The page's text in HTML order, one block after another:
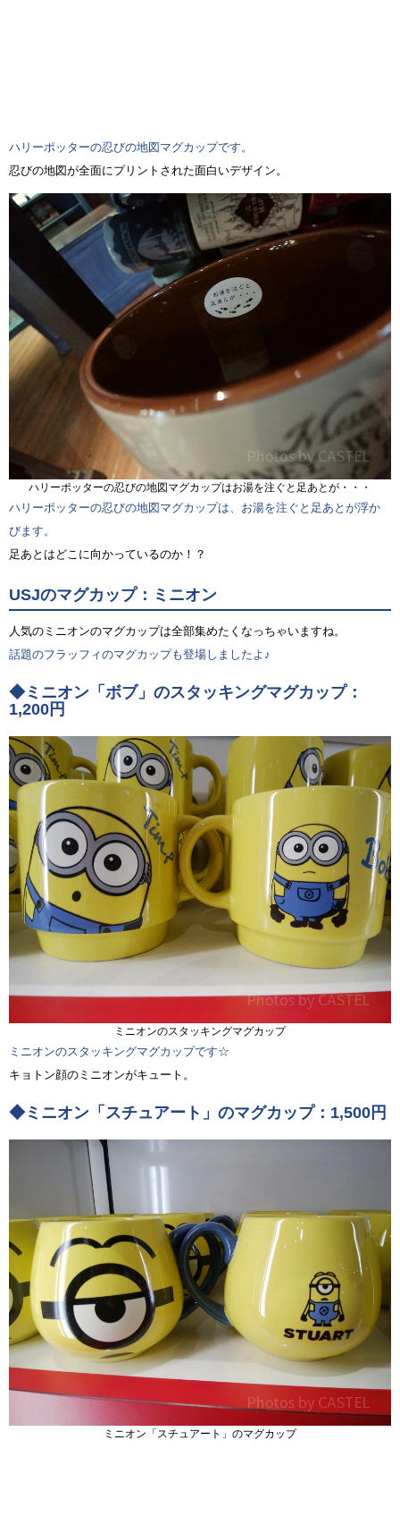
ハリーポッターの忍びの地図マグカップです。
忍びの地図が全面にプリントされた面白いデザイン。
ハリーポッターの忍びの地図マグカップはお湯を注ぐと足あとが・・・
ハリーポッターの忍びの地図マグカップは、お湯を注ぐと足あとが浮か
びます。
足あとはどこに向かっているのか！？
USJのマグカップ：ミニオン
人気のミニオンのマグカップは全部集めたくなっちゃいますね。
話題のフラッフィのマグカップも登場しましたよ♪
◆ミニオン「ボブ」のスタッキングマグカップ：
1,200円
ミニオンのスタッキングマグカップ
ミニオンのスタッキングマグカップです☆
キョトン顔のミニオンがキュート。
◆ミニオン「スチュアート」のマグカップ：1,500円
ミニオン「スチュアート」のマグカップ